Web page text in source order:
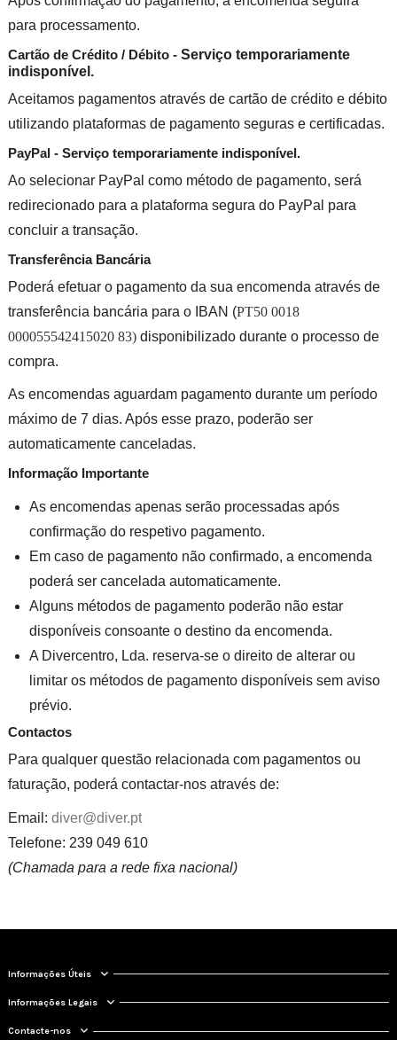
para processamento.
Cartão de Crédito / Débito - Serviço temporariamente
indisponível.
Aceitamos pagamentos através de cartão de crédito e débito
utilizando plataformas de pagamento seguras e certificadas.
PayPal - Serviço temporariamente indisponível.
Ao selecionar PayPal como método de pagamento, será
redirecionado para a plataforma segura do PayPal para
concluir a transação.
Transferência Bancária
Poderá efetuar o pagamento da sua encomenda através de
transferência bancária para o IBAN (PT50 0018
000055542415020 83) disponibilizado durante o processo de
compra.
As encomendas aguardam pagamento durante um período
máximo de 7 dias. Após esse prazo, poderão ser
automaticamente canceladas.
Informação Importante
As encomendas apenas serão processadas após
confirmação do respetivo pagamento.
Em caso de pagamento não confirmado, a encomenda
poderá ser cancelada automaticamente.
Alguns métodos de pagamento poderão não estar
disponíveis consoante o destino da encomenda.
A Divercentro, Lda. reserva-se o direito de alterar ou
limitar os métodos de pagamento disponíveis sem aviso
prévio.
Contactos
Para qualquer questão relacionada com pagamentos ou
faturação, poderá contactar-nos através de:
Email: diver@diver.pt
Telefone: 239 049 610
(Chamada para a rede fixa nacional)
Informações Úteis
Informações Legais
Contacte-nos